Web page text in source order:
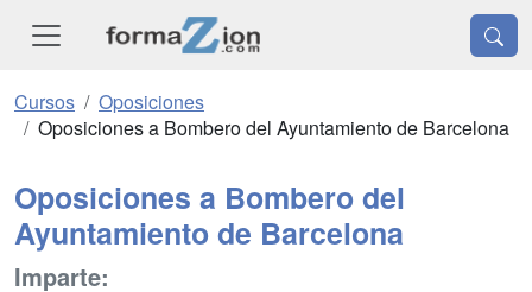
Cursos
Oposiciones
Oposiciones a Bombero del Ayuntamiento de Barcelona
Oposiciones a Bombero del
Ayuntamiento de Barcelona
Imparte: